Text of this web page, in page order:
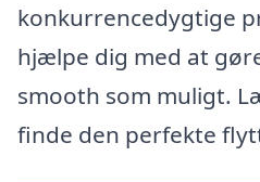
konkurrencedygtige
hjælpe dig med at
smooth som muligt.
finde den perfekte